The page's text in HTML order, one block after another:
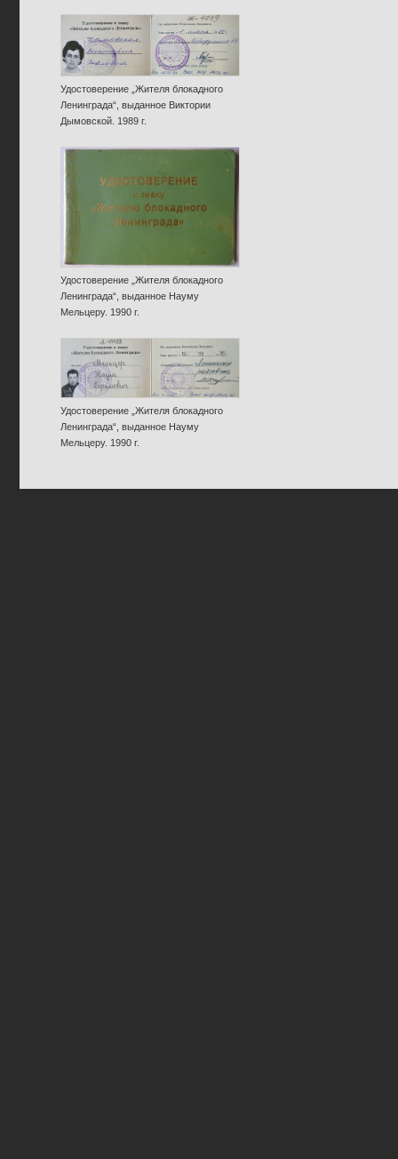
Удостоверение „Жителя блокадного
Ленинграда“, выданное Виктории
Дымовской. 1989 г.
Удостоверение „Жителя блокадного
Ленинграда“, выданное Науму
Мельцеру. 1990 г.
Удостоверение „Жителя блокадного
Ленинграда“, выданное Науму
Мельцеру. 1990 г.